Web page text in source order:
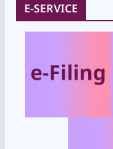
E-SERVICE